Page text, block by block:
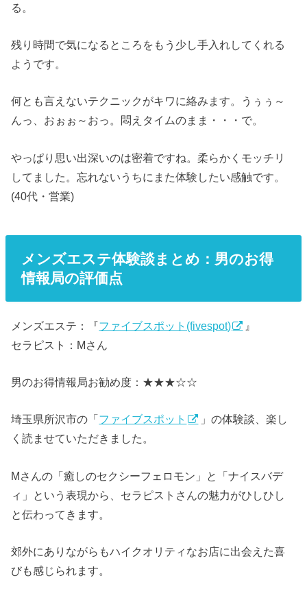
る。
残り時間で気になるところをもう少し手入れしてくれる
ようです。
何とも言えないテクニックがキワに絡みます。うぅぅ～
んっ、おぉぉ～おっ。悶えタイムのまま・・・で。
やっぱり思い出深いのは密着ですね。柔らかくモッチリ
してました。忘れないうちにまた体験したい感触です。
(40代・営業)
メンズエステ体験談まとめ：男のお得
情報局の評価点
メンズエステ：『ファイブスポット(fivespot)
』
セラピスト：Mさん
男のお得情報局お勧め度：★★★☆☆
埼玉県所沢市の「 ファイブスポット
」の体験談、楽し
く読ませていただきました。
Mさんの「癒しのセクシーフェロモン」と「ナイスバデ
ィ」という表現から、セラピストさんの魅力がひしひし
と伝わってきます。
郊外にありながらもハイクオリティなお店に出会えた喜
びも感じられます。